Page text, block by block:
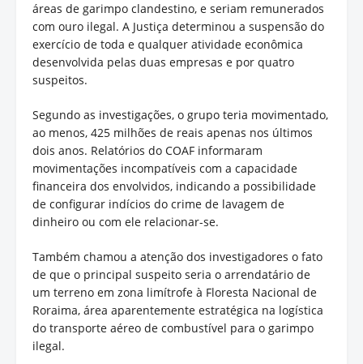
áreas de garimpo clandestino, e seriam remunerados
com ouro ilegal. A Justiça determinou a suspensão do
exercício de toda e qualquer atividade econômica
desenvolvida pelas duas empresas e por quatro
suspeitos.
Segundo as investigações, o grupo teria movimentado,
ao menos, 425 milhões de reais apenas nos últimos
dois anos. Relatórios do COAF informaram
movimentações incompatíveis com a capacidade
financeira dos envolvidos, indicando a possibilidade
de configurar indícios do crime de lavagem de
dinheiro ou com ele relacionar-se.
Também chamou a atenção dos investigadores o fato
de que o principal suspeito seria o arrendatário de
um terreno em zona limítrofe à Floresta Nacional de
Roraima, área aparentemente estratégica na logística
do transporte aéreo de combustível para o garimpo
ilegal.